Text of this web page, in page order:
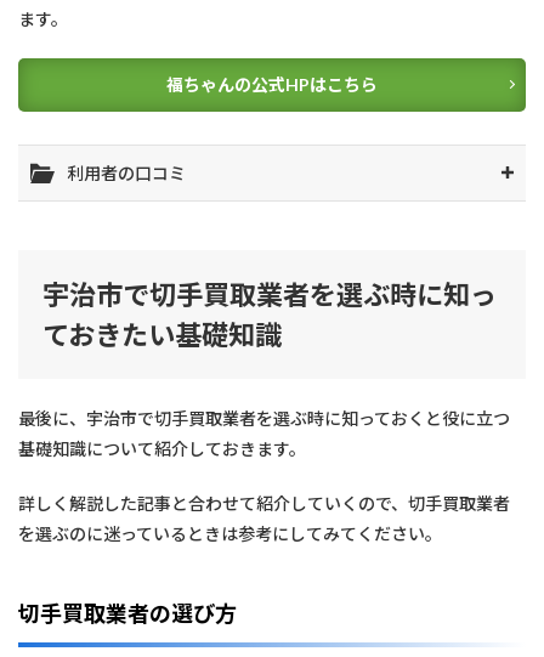
ます。
福ちゃんの公式HPはこちら
利用者の口コミ
宇治市で切手買取業者を選ぶ時に知っ
ておきたい基礎知識
最後に、宇治市で切手買取業者を選ぶ時に知っておくと役に立つ
基礎知識について紹介しておきます。
詳しく解説した記事と合わせて紹介していくので、切手買取業者
を選ぶのに迷っているときは参考にしてみてください。
切手買取業者の選び方